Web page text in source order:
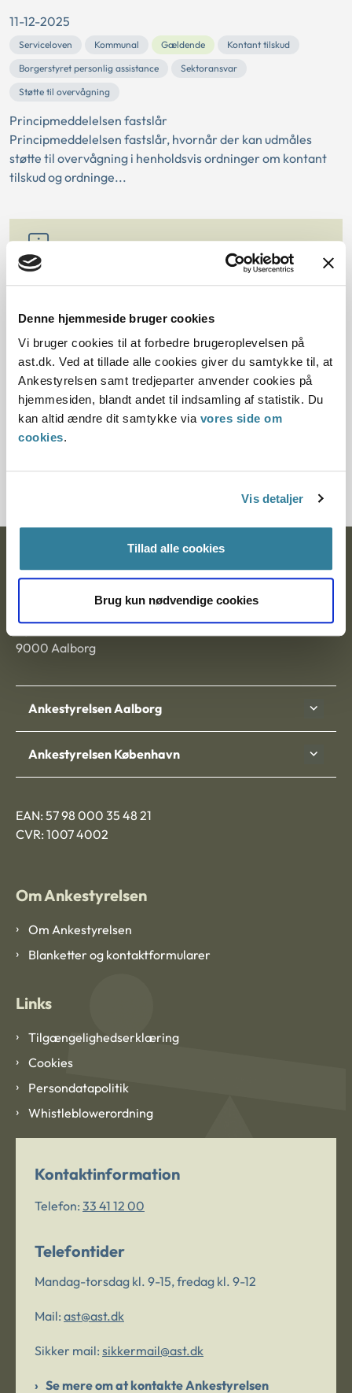
Denne hjemmeside bruger cookies
Vi bruger cookies til at forbedre brugeroplevelsen på
ast.dk. Ved at tillade alle cookies giver du samtykke til, at
Ankestyrelsen samt tredjeparter anvender cookies på
hjemmesiden, blandt andet til indsamling af statistik. Du
kan altid ændre dit samtykke via vores side om
cookies.
Vis detaljer
Tillad alle cookies
Brug kun nødvendige cookies
11-12-2025
Serviceloven Kommunal Gældende
Kontant tilskud
Borgerstyret personlig assistance
Sektoransvar
Støtte til overvågning
Principmeddelelsen fastslår
Principmeddelelsen fastslår, hvornår der kan udmåles
støtte til overvågning i henholdsvis ordninger om kontant
tilskud og ordninge...
Søgning
Klik på "Vis kun eksakte resultater" under søgefeltet
for præcise søgeresultater.
LÆS MERE
Nytorv 7, 2. sal
9000 Aalborg
Ankestyrelsen Aalborg
Ankestyrelsen København
EAN: 57 98 000 35 48 21
CVR: 1007 4002
Om Ankestyrelsen
Om Ankestyrelsen
Blanketter og kontaktformularer
Links
Tilgængelighedserklæring
Cookies
Persondatapolitik
Whistleblowerordning
Kontaktinformation
Telefon: 33 41 12 00
Telefontider
Mandag-torsdag kl. 9-15, fredag kl. 9-12
Mail: ast@ast.dk
Sikker mail: sikkermail@ast.dk
Se mere om at kontakte Ankestyrelsen